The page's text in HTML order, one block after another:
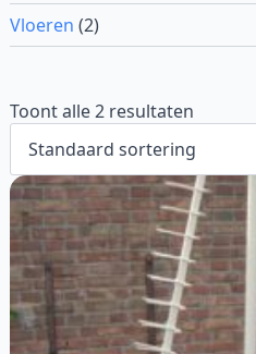
Vloeren (2)
Toont alle 2 resultaten